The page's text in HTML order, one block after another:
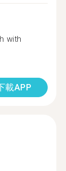
with
載APP